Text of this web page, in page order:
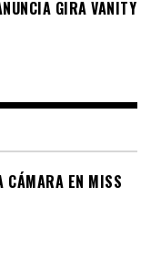
GIRA VANITY
CÁMARA EN MISS